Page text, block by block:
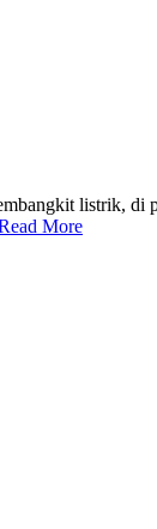
listrik, di
More